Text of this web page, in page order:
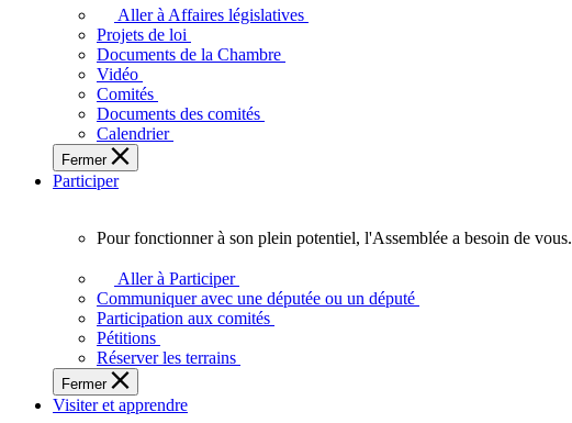
législative
adopte
touchent
vie
des
Ontariennes
Ontariens.
Aller à Affaires législatives
Projets de loi
Documents de la Chambre
Vidéo
Comités
Documents des comités
Calendrier
Fermer
Participer
fonctionner
plein
potentiel,
l'Assemblée
a
besoin
Pour fonctionner à son plein potentiel, l'Assemblée a besoin de vous.
Aller à Participer
Communiquer avec une députée ou un député
Participation aux comités
Pétitions
Réserver les terrains
Fermer
Visiter et apprendre